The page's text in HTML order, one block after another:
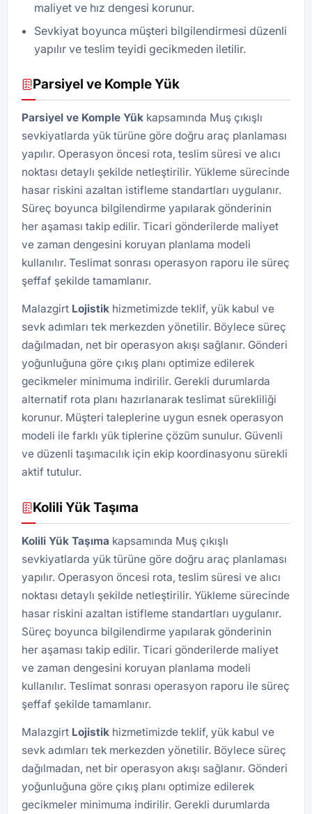
maliyet ve hız dengesi korunur.
Sevkiyat boyunca müşteri bilgilendirmesi düzenli
yapılır ve teslim teyidi gecikmeden iletilir.
Parsiyel ve Komple Yük
Parsiyel ve Komple Yük kapsamında Muş çıkışlı
sevkiyatlarda yük türüne göre doğru araç planlaması
yapılır. Operasyon öncesi rota, teslim süresi ve alıcı
noktası detaylı şekilde netleştirilir. Yükleme sürecinde
hasar riskini azaltan istifleme standartları uygulanır.
Süreç boyunca bilgilendirme yapılarak gönderinin
her aşaması takip edilir. Ticari gönderilerde maliyet
ve zaman dengesini koruyan planlama modeli
kullanılır. Teslimat sonrası operasyon raporu ile süreç
şeffaf şekilde tamamlanır.
Malazgirt Lojistik hizmetimizde teklif, yük kabul ve
sevk adımları tek merkezden yönetilir. Böylece süreç
dağılmadan, net bir operasyon akışı sağlanır. Gönderi
yoğunluğuna göre çıkış planı optimize edilerek
gecikmeler minimuma indirilir. Gerekli durumlarda
alternatif rota planı hazırlanarak teslimat sürekliliği
korunur. Müşteri taleplerine uygun esnek operasyon
modeli ile farklı yük tiplerine çözüm sunulur. Güvenli
ve düzenli taşımacılık için ekip koordinasyonu sürekli
aktif tutulur.
Kolili Yük Taşıma
Kolili Yük Taşıma kapsamında Muş çıkışlı
sevkiyatlarda yük türüne göre doğru araç planlaması
yapılır. Operasyon öncesi rota, teslim süresi ve alıcı
noktası detaylı şekilde netleştirilir. Yükleme sürecinde
hasar riskini azaltan istifleme standartları uygulanır.
Süreç boyunca bilgilendirme yapılarak gönderinin
her aşaması takip edilir. Ticari gönderilerde maliyet
ve zaman dengesini koruyan planlama modeli
kullanılır. Teslimat sonrası operasyon raporu ile süreç
şeffaf şekilde tamamlanır.
Malazgirt Lojistik hizmetimizde teklif, yük kabul ve
sevk adımları tek merkezden yönetilir. Böylece süreç
dağılmadan, net bir operasyon akışı sağlanır. Gönderi
yoğunluğuna göre çıkış planı optimize edilerek
gecikmeler minimuma indirilir. Gerekli durumlarda